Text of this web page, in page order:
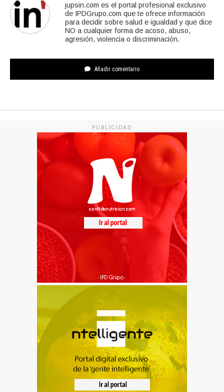
jupsin.com es el portal profesional exclusivo
de IPDGrupo.com que te ofrece información
para decidir sobre salud e igualdad y que dice
NO a cualquier forma de acoso, abuso,
agresión, violencia o discriminación.
Añadir comentario
PUBLICIDAD